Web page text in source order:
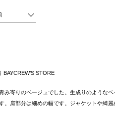
BAYCREW’S STORE
み寄りのベージュでした。生成りのような
。肩部分は細めの幅です。ジャケットや綺